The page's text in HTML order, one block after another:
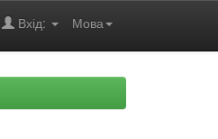
Мова
Вхід: